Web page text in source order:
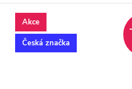
Akce
Česká značka